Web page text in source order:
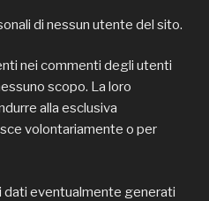
di nessun utente del sito.
nei commenti degli utenti
scopo. La loro
alla esclusiva
volontariamente o per
eventualmente generati